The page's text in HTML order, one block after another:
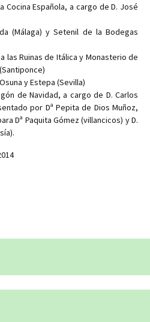
Cocina Española, a cargo de D. José
(Málaga) y Setenil de la Bodegas
las Ruinas de Itálica y Monasterio de
y Estepa (Sevilla)
de Navidad, a cargo de D. Carlos
por Dª Pepita de Dios Muñoz,
Dª Paquita Gómez (villancicos) y D.